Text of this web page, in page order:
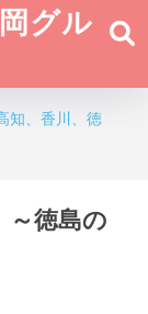
グル
知、香川、徳
徳島の